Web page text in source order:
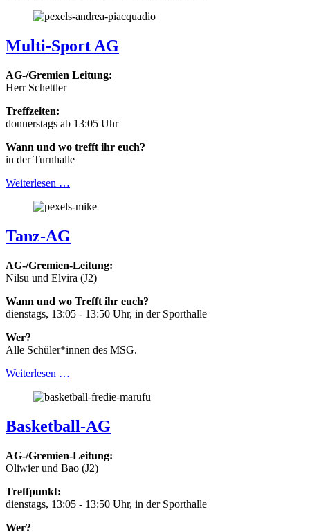
Multi-Sport AG
AG-/Gremien Leitung:
Herr Schettler
Treffzeiten:
donnerstags ab 13:05 Uhr
Wann und wo trefft ihr euch?
in der Turnhalle
Weiterlesen …
Tanz-AG
AG-/Gremien-Leitung:
Nilsu und Elvira (J2)
Wann und wo Trefft ihr euch?
dienstags, 13:05 - 13:50 Uhr, in der Sporthalle
Wer?
Alle Schüler*innen des MSG.
Weiterlesen …
Basketball-AG
AG-/Gremien-Leitung:
Oliwier und Bao (J2)
Treffpunkt:
dienstags, 13:05 - 13:50 Uhr, in der Sporthalle
Wer?